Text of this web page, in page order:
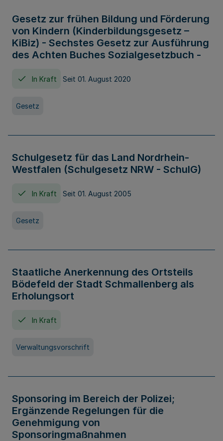
Gesetz zur frühen Bildung und Förderung
von Kindern (Kinderbildungsgesetz –
KiBiz) - Sechstes Gesetz zur Ausführung
des Achten Buches Sozialgesetzbuch -
In Kraft Seit 01. August 2020
Gesetz
Schulgesetz für das Land Nordrhein-
Westfalen (Schulgesetz NRW - SchulG)
In Kraft Seit 01. August 2005
Gesetz
Staatliche Anerkennung des Ortsteils
Bödefeld der Stadt Schmallenberg als
Erholungsort
In Kraft
Verwaltungsvorschrift
Sponsoring im Bereich der Polizei;
Ergänzende Regelungen für die
Genehmigung von
Sponsoringmaßnahmen